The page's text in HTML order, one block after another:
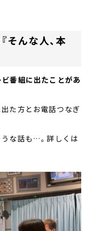
そんな人、本
ビ番組に出たことがあ
た方とお電話つなぎ
な話も…。詳しくは